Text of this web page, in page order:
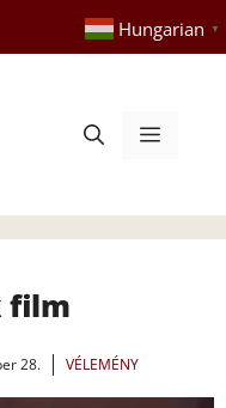
Hungarian ▼
Menü
film
28. VÉLEMÉNY